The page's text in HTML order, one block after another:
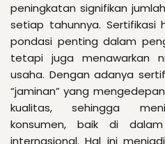
peningkatan signifikan
setiap tahunnya. Sertifikasi
pondasi penting dalam
tetapi juga menawarkan
usaha. Dengan adanya
“jaminan” yang
kualitas, sehingga
konsumen, baik di
internasional. Hal ini